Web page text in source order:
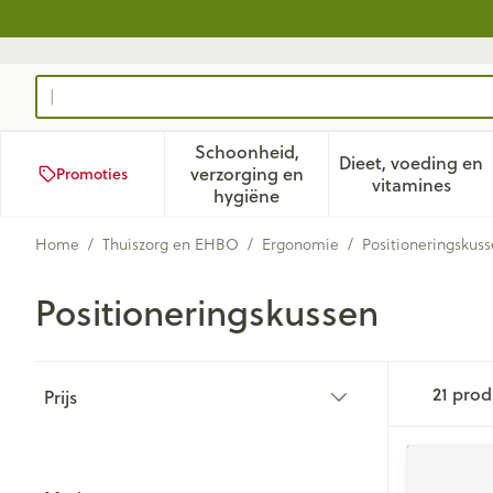
Product, merk, categorie...
Promoties
Schoonheid,
verzorging en
hygiëneToon submenu voor
Dieet, voeding en
vitamines
Toon
Home / Thuiszorg en EHBO / Ergonomie /
Positioneringskussen
Prijs
21